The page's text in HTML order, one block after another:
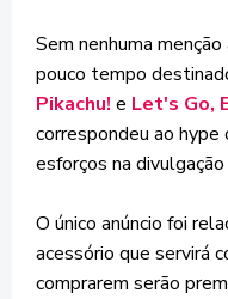
Sem nenhuma
pouco tempo
Pikachu! e Let's Go,
correspondeu ao
esforços na
O único anúncio foi
acessório que servirá
comprarem serão